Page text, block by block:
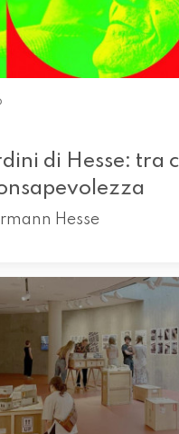
di Hesse: tra
Hesse